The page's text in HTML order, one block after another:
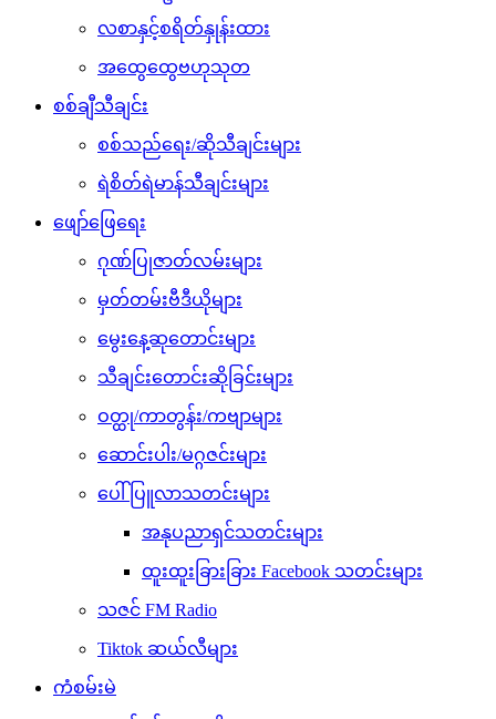
လစာနှင့်စရိတ်နှုန်းထား
အထွေထွေဗဟုသုတ
စစ်ချီသီချင်း
စစ်သည်ရေး/ဆိုသီချင်းများ
ရဲစိတ်ရဲမာန်သီချင်းများ
ဖျော်ဖြေရေး
ဂုဏ်ပြုဇာတ်လမ်းများ
မှတ်တမ်းဗီဒီယိုများ
မွေးနေ့ဆုတောင်းများ
သီချင်းတောင်းဆိုခြင်းများ
ဝတ္ထု/ကာတွန်း/ကဗျာများ
ဆောင်းပါး/မဂ္ဂဇင်းများ
ပေါ်ပြူလာသတင်းများ
အနုပညာရှင်သတင်းများ
ထူးထူးခြားခြား Facebook သတင်းများ
သဇင် FM Radio
Tiktok ဆယ်လီများ
ကံစမ်းမဲ